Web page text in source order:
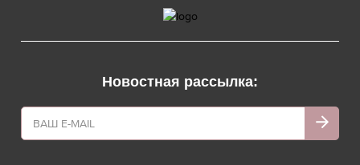
Новостная рассылка: